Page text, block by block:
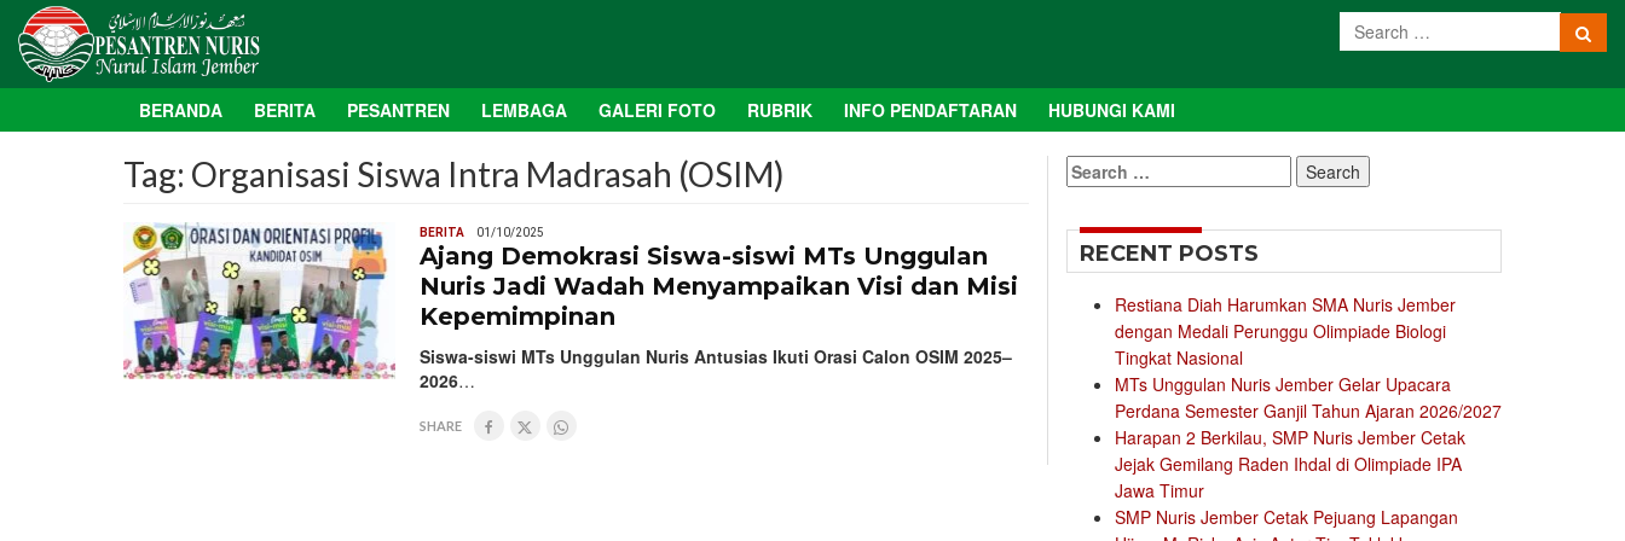
BERANDA BERITA PESANTREN LEMBAGA GALERI FOTO RUBRIK INFO PENDAFTARAN HUBUNGI KAMI
Tag: Organisasi Siswa Intra Madrasah (OSIM)
BERITA 01/10/2025
Ajang Demokrasi Siswa-siswi MTs Unggulan
Nuris Jadi Wadah Menyampaikan Visi dan Misi
Kepemimpinan
Siswa-siswi MTs Unggulan Nuris Antusias Ikuti Orasi Calon OSIM 2025–
2026…
SHARE
Search
for:
RECENT POSTS
Restiana Diah Harumkan SMA Nuris Jember
dengan Medali Perunggu Olimpiade Biologi
Tingkat Nasional
MTs Unggulan Nuris Jember Gelar Upacara
Perdana Semester Ganjil Tahun Ajaran 2026/2027
Harapan 2 Berkilau, SMP Nuris Jember Cetak
Jejak Gemilang Raden Ihdal di Olimpiade IPA
Jawa Timur
SMP Nuris Jember Cetak Pejuang Lapangan